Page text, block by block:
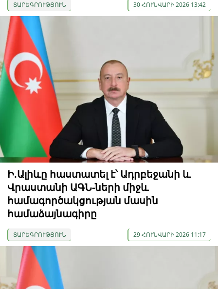
ՏԱՐԵԳՐՈՒԹՅՈՒՆ 30 ՀՈՒՆՎԱՐԻ 2026 13:42
Ի.Ալիևը հաստատել է՝ Ադրբեջանի և
Վրաստանի ԱԳՆ-ների միջև
համագործակցության մասին
համաձայնագիրը
ՏԱՐԵԳՐՈՒԹՅՈՒՆ 29 ՀՈՒՆՎԱՐԻ 2026 11:17